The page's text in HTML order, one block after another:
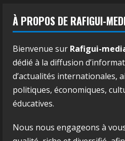
À PROPOS DE RAFIGUI-
Bienvenue sur Rafigui-
dédié à la diffusion
d’actualités internationales,
politiques, économiques,
éducatives.
Nous nous engageons à